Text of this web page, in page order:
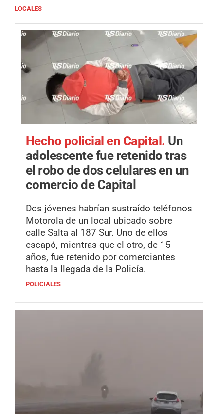
LOCALES
Hecho policial en Capital. Un
adolescente fue retenido tras
el robo de dos celulares en un
comercio de Capital
Dos jóvenes habrían sustraído teléfonos
Motorola de un local ubicado sobre
calle Salta al 187 Sur. Uno de ellos
escapó, mientras que el otro, de 15
años, fue retenido por comerciantes
hasta la llegada de la Policía.
POLICIALES